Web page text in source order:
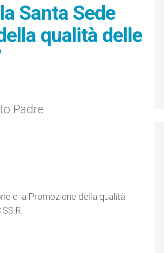
Santa Sede
qualità delle
Padre
e la Promozione della qualità